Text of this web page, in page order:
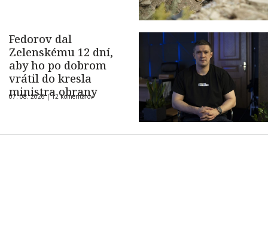
Fedorov dal
Zelenskému 12 dní,
aby ho po dobrom
vrátil do kresla
ministra obrany
07. 08. 2026 |12 komentárov